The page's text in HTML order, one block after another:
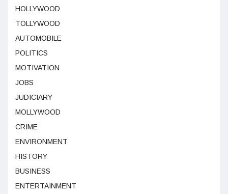
HOLLYWOOD
TOLLYWOOD
AUTOMOBILE
POLITICS
MOTIVATION
JOBS
JUDICIARY
MOLLYWOOD
CRIME
ENVIRONMENT
HISTORY
BUSINESS
ENTERTAINMENT